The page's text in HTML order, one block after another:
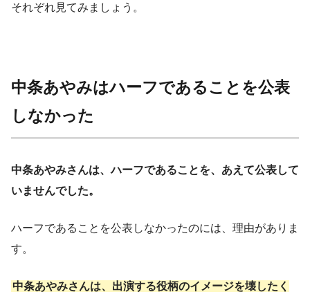
それぞれ見てみましょう。
中条あやみはハーフであることを公表
しなかった
中条あやみさんは、ハーフであることを、あえて公表して
いませんでした。
ハーフであることを公表しなかったのには、理由がありま
す。
中条あやみさんは、出演する役柄のイメージを壊したく